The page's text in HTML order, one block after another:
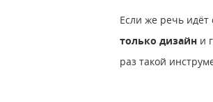
Если же речь
только дизайн и
раз такой